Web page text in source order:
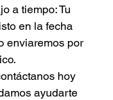
a tiempo: Tu
en la fecha
enviaremos por
hoy
ayudarte